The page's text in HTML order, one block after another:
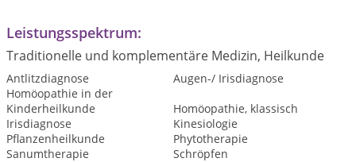
Leistungsspektrum:
Traditionelle und komplementäre Medizin, Heilkunde
Antlitzdiagnose
Augen-/ Irisdiagnose
Homöopathie in der
Kinderheilkunde
Homöopathie, klassisch
Irisdiagnose
Kinesiologie
Pflanzenheilkunde
Phytotherapie
Sanumtherapie
Schröpfen